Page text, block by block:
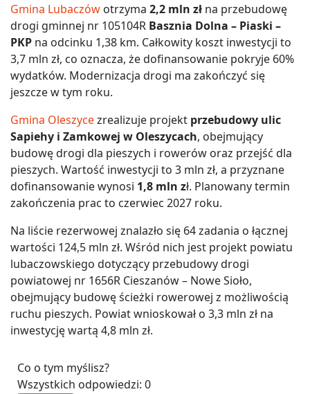
Gmina Lubaczów otrzyma 2,2 mln zł na przebudowę
drogi gminnej nr 105104R Basznia Dolna – Piaski –
PKP na odcinku 1,38 km. Całkowity koszt inwestycji to
3,7 mln zł, co oznacza, że dofinansowanie pokryje 60%
wydatków. Modernizacja drogi ma zakończyć się
jeszcze w tym roku.
Gmina Oleszycezrealizuje projekt przebudowy ulic
Sapiehy i Zamkowej w Oleszycach, obejmujący
budowę drogi dla pieszych i rowerów oraz przejść dla
pieszych. Wartość inwestycji to 3 mln zł, a przyznane
dofinansowanie wynosi 1,8 mln zł. Planowany termin
zakończenia prac to czerwiec 2027 roku.
Na liście rezerwowej znalazło się 64 zadania o łącznej
wartości 124,5 mln zł. Wśród nich jest projekt powiatu
lubaczowskiego dotyczący przebudowy drogi
powiatowej nr 1656R Cieszanów – Nowe Sioło,
obejmujący budowę ścieżki rowerowej z możliwością
ruchu pieszych. Powiat wnioskował o 3,3 mln zł na
inwestycję wartą 4,8 mln zł.
Co o tym myślisz?
Wszystkich odpowiedzi: 0